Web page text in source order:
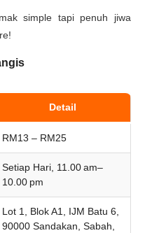
simple tapi penuh jiwa
Detail
RM13 – RM25
Setiap Hari, 11.00 am–
10.00 pm
Lot 1, Blok A1, IJM Batu 6,
90000 Sandakan, Sabah,